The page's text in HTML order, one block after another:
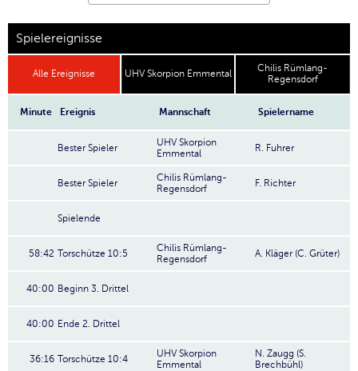
Spielereignisse
Alle Ereignisse UHV Skorpion Emmental
Chilis Rümlang-
Regensdorf
Minute Ereignis Mannschaft Spielername
Bester Spieler
UHV Skorpion
Emmental
R. Fuhrer
Bester Spieler
Chilis Rümlang-
Regensdorf
F. Richter
Spielende
58:42 Torschütze 10:5
Chilis Rümlang-
Regensdorf
A. Kläger (C. Grüter)
40:00 Beginn 3. Drittel
40:00 Ende 2. Drittel
36:16 Torschütze 10:4
UHV Skorpion
Emmental
N. Zaugg (S.
Brechbühl)